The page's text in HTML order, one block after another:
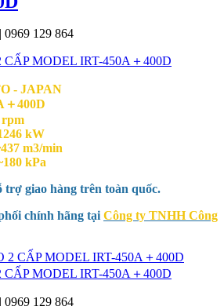
0969 129 864
MODEL IRT-450A＋400D
- JAPAN
＋400D
rpm
kW
m3/min
kPa
trợ giao hàng trên toàn quốc.
chính hãng tại Công ty TNHH Công
MODEL IRT-450A＋400D
0969 129 864